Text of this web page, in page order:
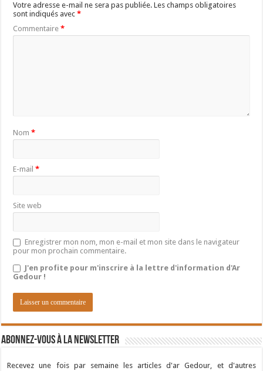
Votre adresse e-mail ne sera pas publiée. Les champs obligatoires
sont indiqués avec*
Commentaire*
Nom*
E-mail*
Site web
Enregistrer mon nom, mon e-mail et mon site dans le navigateur
pour mon prochain commentaire.
J'en profite pour m'inscrire à la lettre d'information d'Ar
Gedour !
Abonnez-vous à la newsletter
Recevez une fois par semaine les articles d'ar Gedour, et d'autres